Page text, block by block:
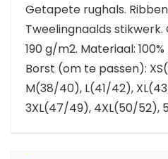
Getapete rughals.
Tweelingnaalds
190 g/m2. Materiaal:
Borst (om te passen):
M(38/40), L(41/42),
3XL(47/49), 4XL(50/52),